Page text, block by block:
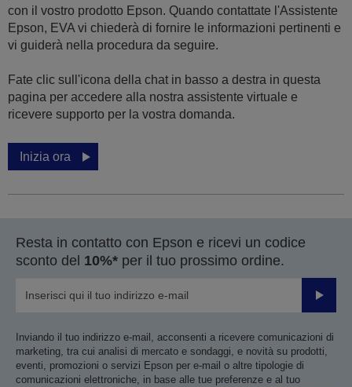
con il vostro prodotto Epson. Quando contattate l'Assistente
Epson, EVA vi chiederà di fornire le informazioni pertinenti e
vi guiderà nella procedura da seguire.
Fate clic sull'icona della chat in basso a destra in questa
pagina per accedere alla nostra assistente virtuale e
ricevere supporto per la vostra domanda.
Inizia ora
Resta in contatto con Epson e ricevi un codice
sconto del 10%* per il tuo prossimo ordine.
Invia
Inviando il tuo indirizzo e-mail, acconsenti a ricevere comunicazioni di
marketing, tra cui analisi di mercato e sondaggi, e novità su prodotti,
eventi, promozioni o servizi Epson per e-mail o altre tipologie di
comunicazioni elettroniche, in base alle tue preferenze e al tuo